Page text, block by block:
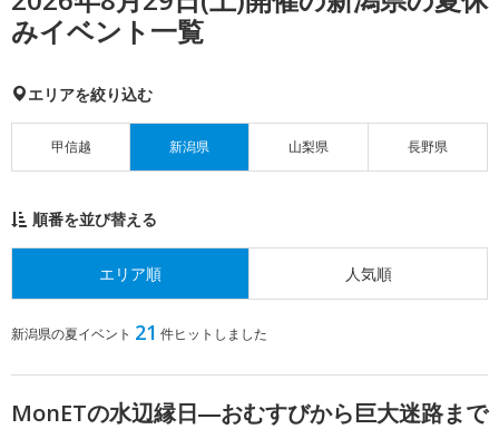
みイベント一覧
エリアを絞り込む
甲信越 新潟県 山梨県 長野県
順番を並び替える
エリア順 人気順
新潟県の夏イベント 21 件ヒットしました
MonETの水辺縁日―おむすびから巨大迷路まで